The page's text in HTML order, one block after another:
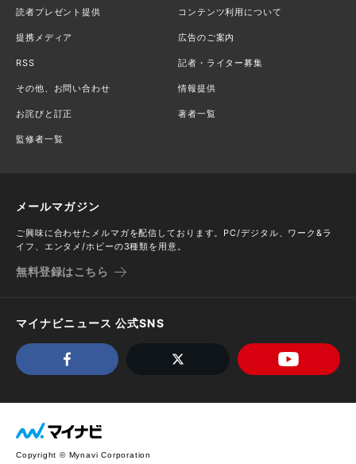
読者プレゼント提供 コンテンツ利用について
提携メディア 広告のご案内
RSS 記者・ライター募集
その他、お問い合わせ 情報提供
お詫びと訂正 著者一覧
監修者一覧
メールマガジン
ご興味に合わせたメルマガを配信しております。PC/デジタル、ワーク&ラ
イフ、エンタメ/ホビーの3種類を用意。
無料登録はこちら
マイナビニュース 公式SNS
Copyright © Mynavi Corporation